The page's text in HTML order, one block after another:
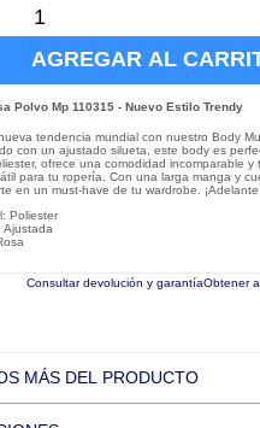
AGREGAR AL
Polvo Mp 110315 - Nuevo Estilo Trendy
tendencia mundial con nuestro Body
con un ajustado silueta, este body es
ofrece una comodidad incomparable y
para tu ropería. Con una larga manga y
en un must-have de tu wardrobe.
Poliester
Ajustada
Consultar devolución y garantíaObtener
MÁS DEL PRODUCTO